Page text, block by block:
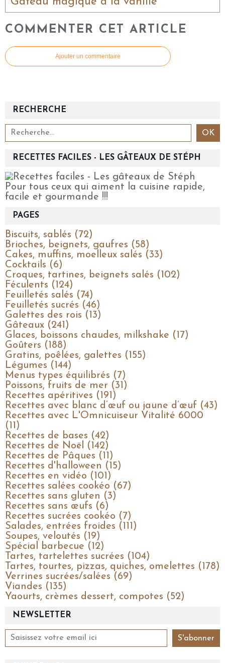
COMMENTER CET ARTICLE
Ajouter un commentaire
NEWSLETTER
RECHERCHE
RECETTES FACILES - LES GÂTEAUX DE STÉPH
Pour tous ceux qui aiment la cuisine rapide,
facile et gourmande !!!
PAGES
Biscuits, sablés (72)
Brioches, beignets, gaufres (58)
Cakes, muffins, moelleux salés (33)
Cocktails (6)
Croques, tartines, beignets salés (102)
Féculents (124)
Feuilletés salés (74)
Feuilletés sucrés (46)
Galettes des rois (13)
Gâteaux (241)
Glaces, boissons chaudes, milkshake (17)
Goûters (188)
Gratins, poêlées, galettes (155)
Légumes (144)
Menus types équilibrés (7)
Poissons, fruits de mer (31)
Recettes apéritives (191)
Recettes avec blanc d’œuf ou jaune d’œuf (43)
Recettes avec L'Omnicuiseur Vitalité 6000
(11)
Recettes de bases (42)
Recettes de Noël (142)
Recettes de Pâques (11)
Recettes d'halloween (15)
Recettes en vidéo (101)
Recettes salées cookéo (67)
Recettes sans gluten (3)
Recettes sans œufs (6)
Recettes sucrées cookéo (7)
Salades, entrées froides (111)
Soupes, veloutés (19)
Spécial barbecue (12)
Tartes, tartelettes sucrées (104)
Tartes, tourtes, pizzas, quiches, omelettes (178)
Verrines sucrées/salées (69)
Viandes (135)
Yaourts, crèmes dessert, compotes (52)